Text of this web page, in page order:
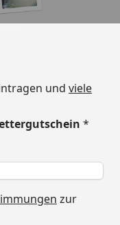
und viele
*
zur